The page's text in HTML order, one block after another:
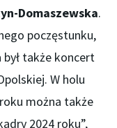
Domaszewska.
poczęstunku,
także koncert
W holu
można także
2024 roku”,